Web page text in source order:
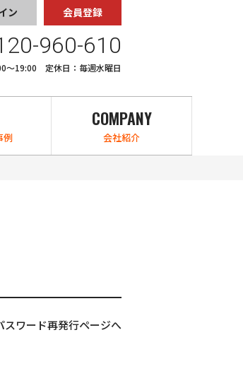
ン 会員登録
960-610
〜19:00 定休日：毎週水曜日
例
COMPANY
会社紹介
スワード再発行ページへ